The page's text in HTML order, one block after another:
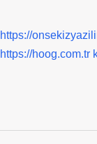
https://
https://hoog.com.tr